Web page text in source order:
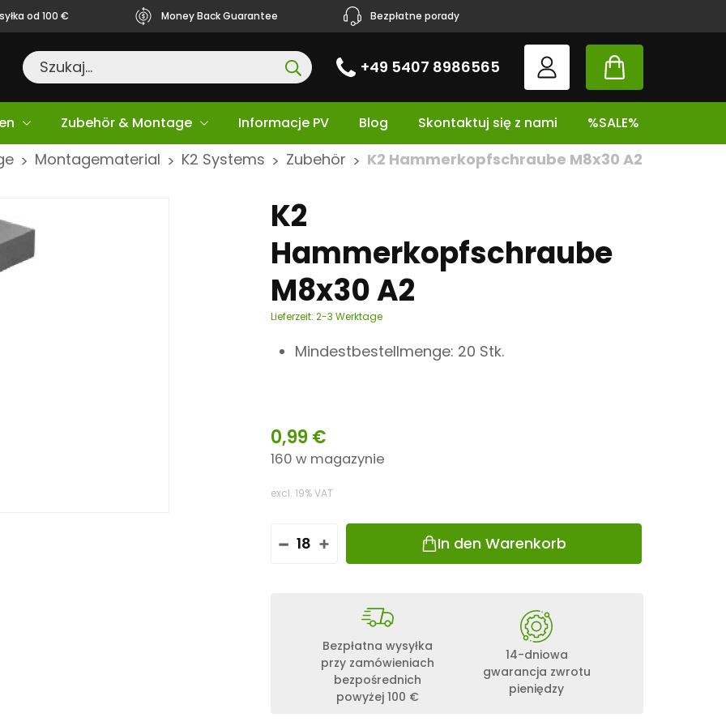
od 100 € Money Back Guarantee Bezpłatne porady
+49 5407 8986565
Zubehör & Montage Informacje PV Blog Skontaktuj się z nami %SALE%
> Montagematerial > K2 Systems > Zubehör > K2 Hammerkopfschraube M8x30 A2
K2
Hammerkopfschraube
M8x30 A2
Lieferzeit: 2-3 Werktage
Mindestbestellmenge: 20 Stk.
0,99€
160 w magazynie
excl. 19% VAT
I
In den Warenkorb
Bezpłatna wysyłka
przy zamówieniach
bezpośrednich
powyżej 100 €
14-dniowa
gwarancja zwrotu
pieniędzy